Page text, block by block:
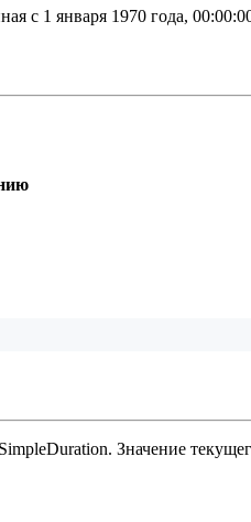
с 1 января 1970 года,
Значение